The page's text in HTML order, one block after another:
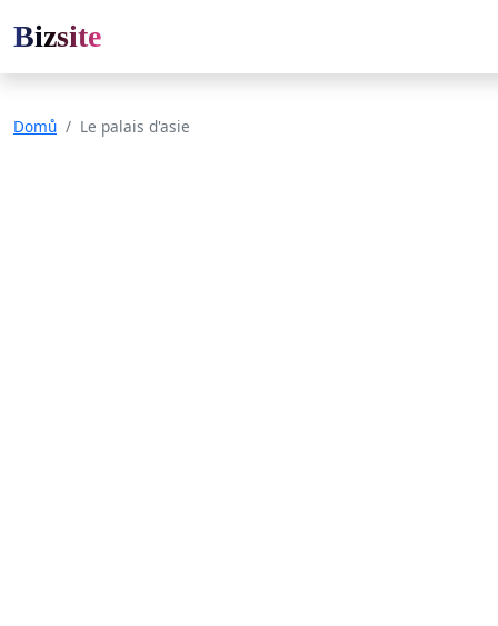
Bizsite
Domů Le palais d'asie